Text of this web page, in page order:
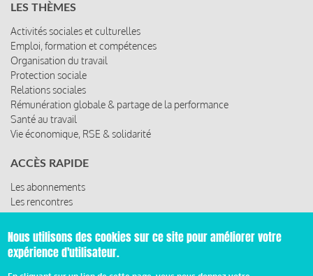
LES THÈMES
Activités sociales et culturelles
Emploi, formation et compétences
Organisation du travail
Protection sociale
Relations sociales
Rémunération globale & partage de la performance
Santé au travail
Vie économique, RSE & solidarité
ACCÈS RAPIDE
Les abonnements
Les rencontres
Les ressources
© 2019 Miroir Social - Réalisé parCafffeine
Nous utilisons des cookies sur ce site pour améliorer votre
expérience d'utilisateur.